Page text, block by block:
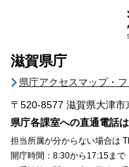
滋賀県庁
県庁アクセスマップ・
〒520-8577 滋賀県大津市
県庁各課室への直通電話は
担当所属が分からない場合は
開庁時間：8:30から17:15まで